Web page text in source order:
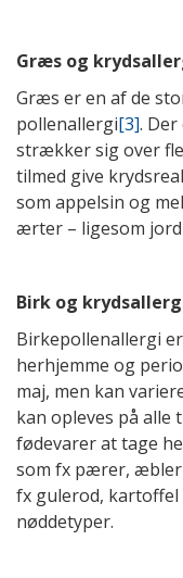
Græs og
Græs er en af de
pollenallergi[3].
strækker sig over
tilmed give
som appelsin og
ærter – ligesom
Birk og
Birkepollenallergi
herhjemme og
maj, men kan
kan opleves på alle
fødevarer at tage
som fx pærer, æbler
fx gulerod,
nøddetyper.